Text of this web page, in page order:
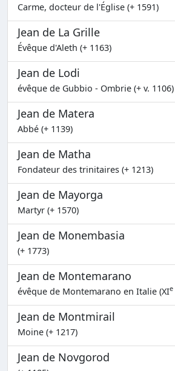
Carme, docteur de l'Église (+ 1591)
Jean de La Grille
Évêque d'Aleth (+ 1163)
Jean de Lodi
évêque de Gubbio - Ombrie (+ v. 1106)
Jean de Matera
Abbé (+ 1139)
Jean de Matha
Fondateur des trinitaires (+ 1213)
Jean de Mayorga
Martyr (+ 1570)
Jean de Monembasia
(+ 1773)
Jean de Montemarano
évêque de Montemarano en Italie (XIe
Jean de Montmirail
Moine (+ 1217)
Jean de Novgorod